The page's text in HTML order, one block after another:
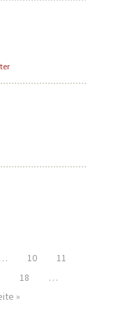
… 10
11
18
…
»